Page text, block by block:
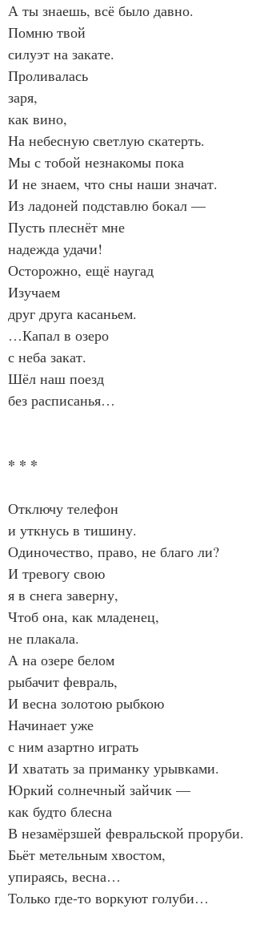
А ты знаешь, всё было давно.
Помню твой
силуэт на закате.
Проливалась
заря,
как вино,
На небесную светлую скатерть.
Мы с тобой незнакомы пока
И не знаем, что сны наши значат.
Из ладоней подставлю бокал —
Пусть плеснёт мне
надежда удачи!
Осторожно, ещё наугад
Изучаем
друг друга касаньем.
…Капал в озеро
с неба закат.
Шёл наш поезд
без расписанья…
* * *
Отключу телефон
и уткнусь в тишину.
Одиночество, право, не благо ли?
И тревогу свою
я в снега заверну,
Чтоб она, как младенец,
не плакала.
А на озере белом
рыбачит февраль,
И весна золотою рыбкою
Начинает уже
с ним азартно играть
И хватать за приманку урывками.
Юркий солнечный зайчик —
как будто блесна
В незамёрзшей февральской проруби.
Бьёт метельным хвостом,
упираясь, весна…
Только где-то воркуют голуби…